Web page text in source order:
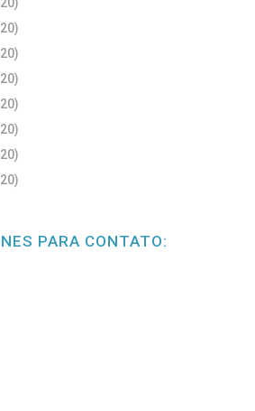
PARA CONTATO: